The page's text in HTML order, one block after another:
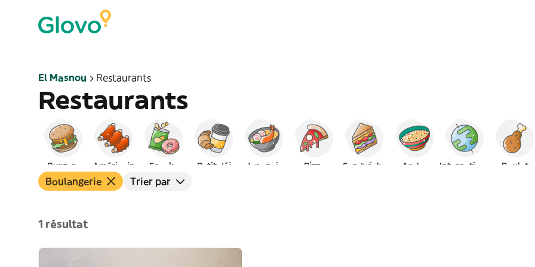
El Masnou Restaurants
Restaurants
Burgers Américain Snacks Petit déj Japonais Pizza Sandwichs Arabe Poulet
Boulangerie Trier par
1 résultat